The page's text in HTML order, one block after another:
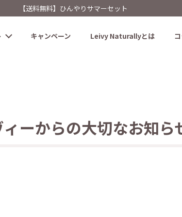
【送料無料】ひんやりサマーセット
キャンペーン Leivy Naturallyとは
ィーからの大切なお知ら